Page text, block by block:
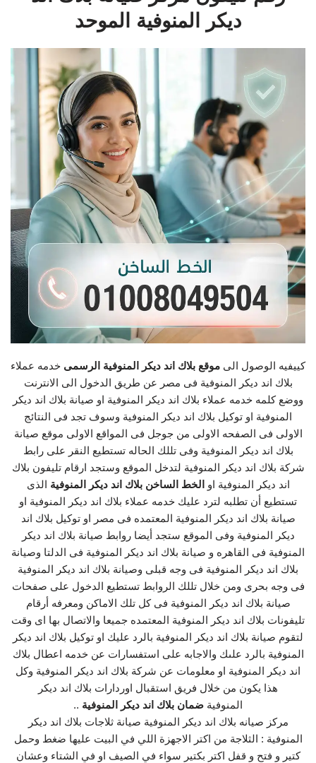
ديكر المنوفية الموحد
كييفيه الوصول الى موقع بلاك اند ديكر المنوفية الرسمى خدمه عملاء
بلاك اند ديكر المنوفية فى مصر عن طريق الدخول الى الانترنت
ووضع كلمه خدمه عملاء بلاك اند ديكر المنوفية او صيانة بلاك اند ديكر
المنوفية او توكيل بلاك اند ديكر المنوفية وسوف تجد فى النتائج
الاولى فى الصفحه الاولى من جوجل فى المواقع الاولى موقع صيانة
بلاك اند ديكر المنوفية وفى تللك الحاله تستطيع النقر على رابط
شركة بلاك اند ديكر المنوفية لتدخل الموقع وستجد ارقام تليفون بلاك
اند ديكر المنوفية او الخط الساخن بلاك اند ديكر المنوفية الذى
تستطيع أن تطلبه لترد عليك خدمه عملاء بلاك اند ديكر المنوفية او
صيانة بلاك اند ديكر المنوفية المعتمده فى مصر او توكيل بلاك اند
ديكر المنوفية وفى الموقع ستجد أيضا روابط صيانة بلاك اند ديكر
المنوفية فى القاهره و صيانة بلاك اند ديكر المنوفية فى الدلتا وصيانة
بلاك اند ديكر المنوفية فى وجه قبلى وصيانة بلاك اند ديكر المنوفية
فى وجه بحرى ومن خلال تللك الروابط تستطيع الدخول على صفحات
صيانة بلاك اند ديكر المنوفية فى كل تلك الاماكن ومعرفه أرقام
تليفونات بلاك اند ديكر المنوفية المعتمده جميعا والاتصال بها اى وقت
لتقوم صيانة بلاك اند ديكر المنوفية بالرد عليك او توكيل بلاك اند ديكر
المنوفية بالرد علىك والاجابه على استفسارات عن خدمه اعطال بلاك
اند ديكر المنوفية او معلومات عن شركة بلاك اند ديكر المنوفية وكل
هذا يكون من خلال فريق استقبال اوردارات بلاك اند ديكر
المنوفية ضمان بلاك اند ديكر المنوفية ..
مركز صيانه بلاك اند ديكر المنوفية صيانة ثلاجات بلاك اند ديكر
المنوفية : الثلاجة من اكتر الاجهزة اللي في البيت عليها ضغط وحمل
كتير و فتح و قفل اكتر بكتير سواء في الصيف او في الشتاء وعشان